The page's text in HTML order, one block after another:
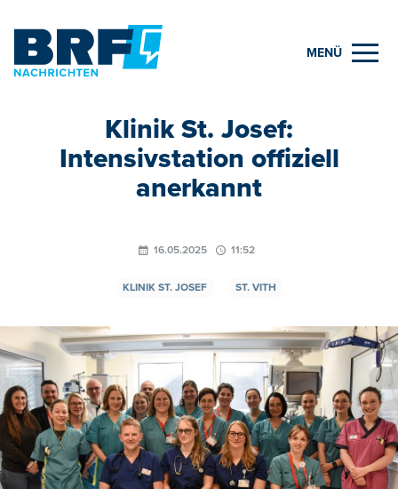
MENÜ
Klinik St. Josef:
Intensivstation offiziell
anerkannt
16.05.2025 11:52
KLINIK ST. JOSEF ST. VITH